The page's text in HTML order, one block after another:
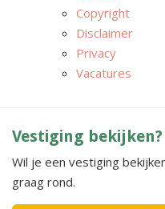
Copyright
Disclaimer
Privacy
Vacatures
Vestiging bekijken?
Wil je een vestiging
graag rond.